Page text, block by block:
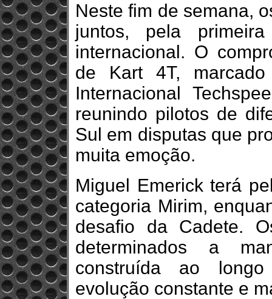
Neste fim de semana,
juntos, pela
internacional. O
de Kart 4T,
Internacional
reunindo pilotos de
Sul em disputas que
muita emoção.
Miguel Emerick terá
categoria Mirim,
desafio da Cadete.
determinados a
construída ao
evolução constante e